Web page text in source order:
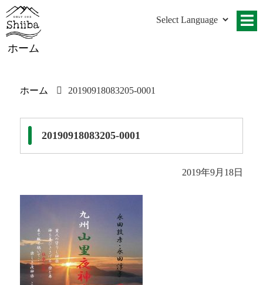
ホーム
ホーム 20190918083205-0001
20190918083205-0001
2019年9月18日